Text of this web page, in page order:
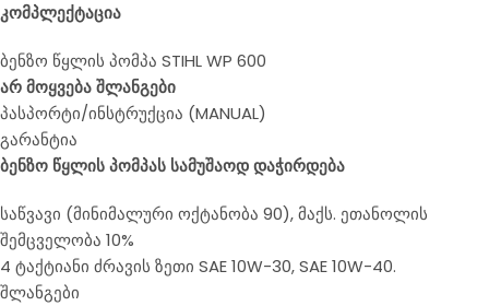
კომპლექტაცია
ბენზო წყლის პომპა STIHL WP 600
არ მოყვება შლანგები
პასპორტი/ინსტრუქცია (MANUAL)
გარანტია
ბენზო წყლის პომპას სამუშაოდ დაჭირდება
საწვავი (მინიმალური ოქტანობა 90), მაქს. ეთანოლის
შემცველობა 10%
4 ტაქტიანი ძრავის ზეთი SAE 10W-30, SAE 10W-40.
შლანგები